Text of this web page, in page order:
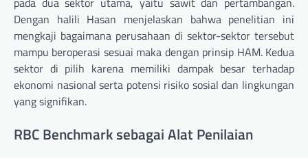
Dengan halili Hasan menjelaskan bahwa penelitian ini
mengkaji bagaimana perusahaan di sektor-sektor tersebut
mampu beroperasi sesuai maka dengan prinsip HAM. Kedua
sektor di pilih karena memiliki dampak besar terhadap
ekonomi nasional serta potensi risiko sosial dan lingkungan
yang signifikan.
RBC Benchmark sebagai Alat Penilaian